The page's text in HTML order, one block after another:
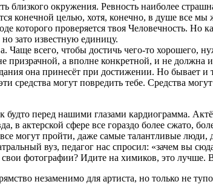
близкого окружения. Ревность наиболее
конечной целью, хотя, конечно, в душе все
которого проверяется твоя Человечность.
зато известную единицу.
Чаще всего, чтобы достичь чего-то хорошего,
призрачной, а вполне конкретной, и не должна
она принесёт при достижении. Но бывает
средства могут повредить тебе. Средства
будто перед нашими глазами кардиограмма.
в актерской сфере все гораздо более сжато,
могут пройти, даже самые талантливые
вуз, педагог нас спросил: «зачем
фотографии? Идите на химиков, это лучше.
незаменимо для артиста, но только не